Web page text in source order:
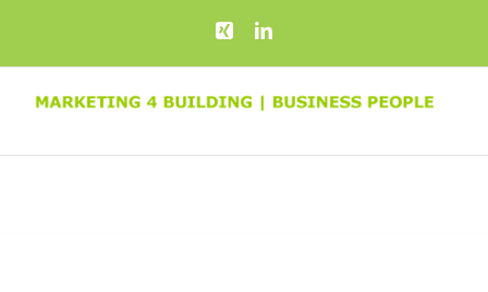
Xing LinkedIn